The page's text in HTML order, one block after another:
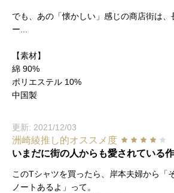
でも、あの「懐かしい」感じの商店街は、
ー...
【素材】
綿 90%
ポリエステル 10%
中国製
更新: 2021/12/03
洲崎綾推し的オススメ度
いまだに街の人からも愛されている
このTシャツを買ったら、岸本夫婦から「
ノートあるよ」って。